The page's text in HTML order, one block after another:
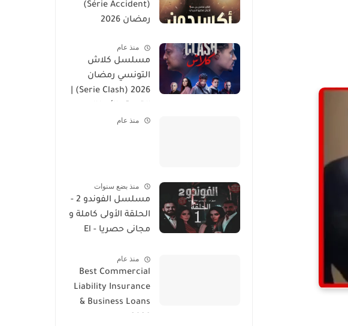
(Série Accident)
رمضان 2026
منذ عام
مسلسل كلاش
التونسي رمضان
2026 (Serie Clash) |
وموعد العرض
منذ عام
منذ بضع سنوات
مسلسل الفوندو 2 -
الحلقة الأولى كاملة و
مجانى حصريا - El
Streaming
منذ عام
Best Commercial
Liability Insurance
& Business Loans